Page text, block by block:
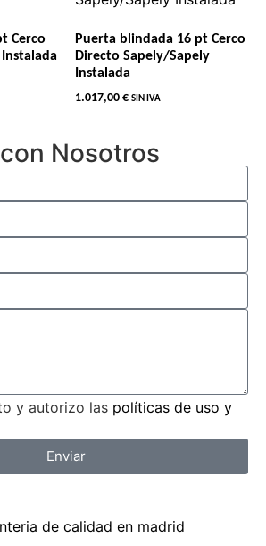
Cerco
Puerta blindada 16 pt Cerco
Directo Sapely/Sapely
Instalada
1.017,00 € SIN IVA
Nosotros
y autorizo las políticas de uso y
Enviar